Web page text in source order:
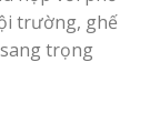
trường, ghế
trọng